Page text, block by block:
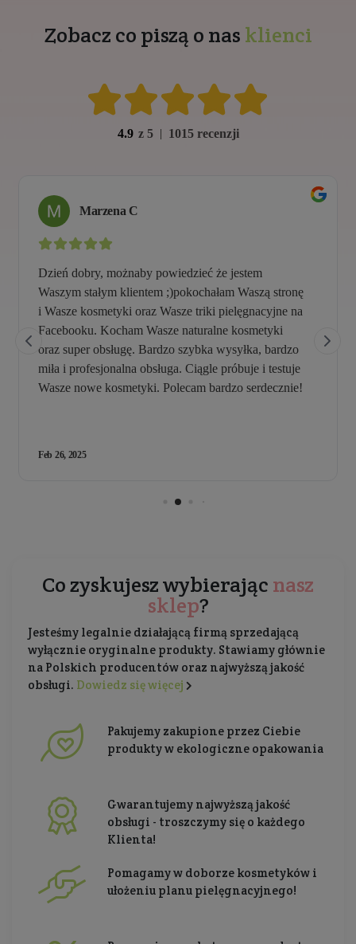
Zobacz co piszą o nas klienci
Co zyskujesz wybierając nasz
sklep?
Jesteśmy legalnie działającą firmą sprzedającą
wyłącznie oryginalne produkty. Stawiamy głównie
na Polskich producentów oraz najwyższą jakość
obsługi. Dowiedz się więcej
Pakujemy zakupione przez Ciebie
produkty w ekologiczne opakowania
Gwarantujemy najwyższą jakość
obsługi - troszczymy się o każdego
Klienta!
Pomagamy w doborze kosmetyków i
ułożeniu planu pielęgnacyjnego!